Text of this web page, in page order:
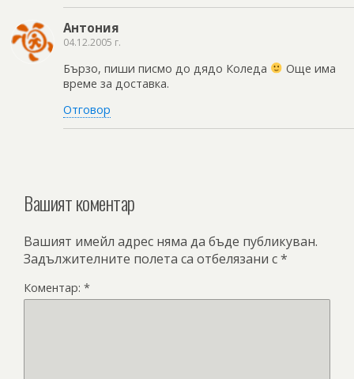
Антония
04.12.2005 г.
Бързо, пиши писмо до дядо Коледа
Още има
време за доставка.
Отговор
Вашият коментар
Вашият имейл адрес няма да бъде публикуван.
Задължителните полета са отбелязани с*
Коментар: *